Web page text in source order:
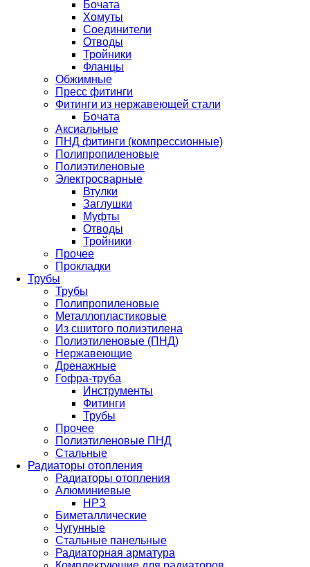
Бочата
Хомуты
Соединители
Отводы
Тройники
Фланцы
Обжимные
Пресс фитинги
Фитинги из нержавеющей стали
Бочата
Аксиальные
ПНД фитинги (компрессионные)
Полипропиленовые
Полиэтиленовые
Электросварные
Втулки
Заглушки
Муфты
Отводы
Тройники
Прочее
Прокладки
Трубы
Трубы
Полипропиленовые
Металлопластиковые
Из сшитого полиэтилена
Полиэтиленовые (ПНД)
Нержавеющие
Дренажные
Гофра-труба
Инструменты
Фитинги
Трубы
Прочее
Полиэтиленовые ПНД
Стальные
Радиаторы отопления
Радиаторы отопления
Алюминиевые
НРЗ
Биметаллические
Чугунные
Стальные панельные
Радиаторная арматура